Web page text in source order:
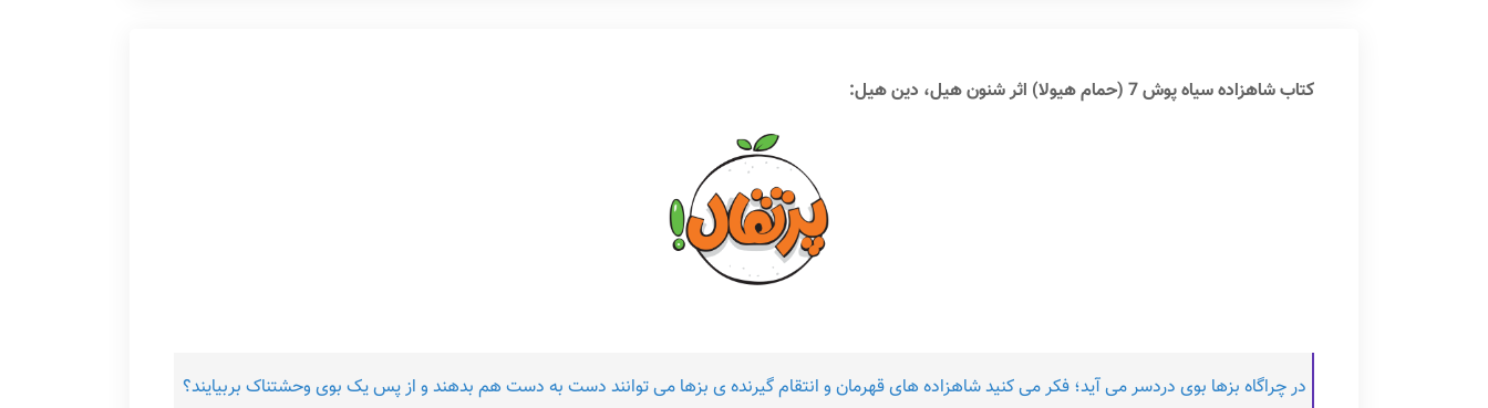
کتاب شاهزاده سیاه پوش 7 (حمام هیولا) اثر شنون هیل، دین هیل:
در چراگاه بزها بوی دردسر می آید؛ فکر می کنید شاهزاده های قهرمان و انتقام گیرنده ی بزها می توانند دست به دست هم بدهند و از پس یک بوی وحشتناک بربیایند؟